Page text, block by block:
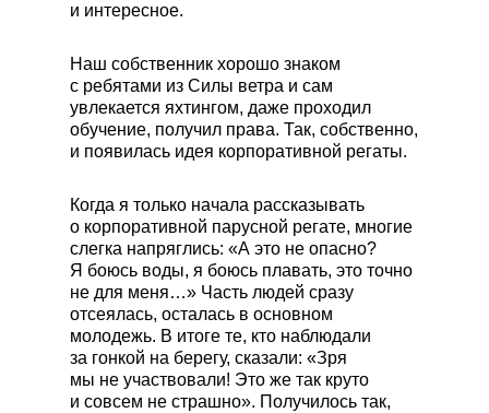
и интересное.
Наш собственник хорошо знаком
с ребятами из Силы ветра и сам
увлекается яхтингом, даже проходил
обучение, получил права. Так, собственно,
и появилась идея корпоративной регаты.
Когда я только начала рассказывать
о корпоративной парусной регате, многие
слегка напряглись: «А это не опасно?
Я боюсь воды, я боюсь плавать, это точно
не для меня…» Часть людей сразу
отсеялась, осталась в основном
молодежь. В итоге те, кто наблюдали
за гонкой на берегу, сказали: «Зря
мы не участвовали! Это же так круто
и совсем не страшно». Получилось так,